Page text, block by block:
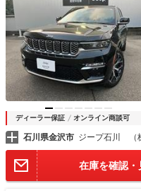
可能・レザーシート・サン
ーター装備
ディーラー保証 オンライン商談可
石川県金沢市 ジープ石川 （
在庫を確認・